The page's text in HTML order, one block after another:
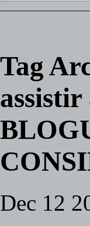
Tag
assistir
Dec 12